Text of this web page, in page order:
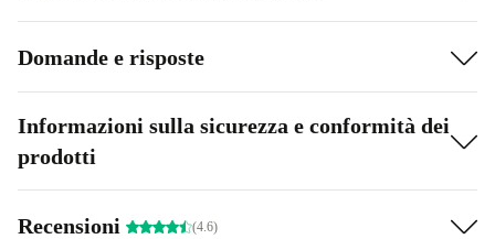
Domande e risposte
Informazioni sulla sicurezza e conformità dei
prodotti
Recensioni (4.6)